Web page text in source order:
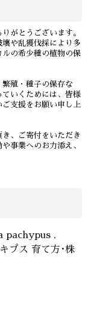
がとうございます。
や乱獲伐採により多
ルの希少種の植物の保
殖・種子の保存な
いくためには、皆様
支援をお願い申し上
、ご寄付をいただき
事業へのお力添え、
pachypus ,
プス 育て方･株